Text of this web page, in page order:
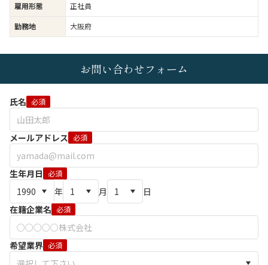
雇用形態
正社員
勤務地
大阪府
お問い合わせフォーム
氏名 必須
メールアドレス 必須
生年月日 必須
年 月
日
在籍企業名 必須
希望業界 必須